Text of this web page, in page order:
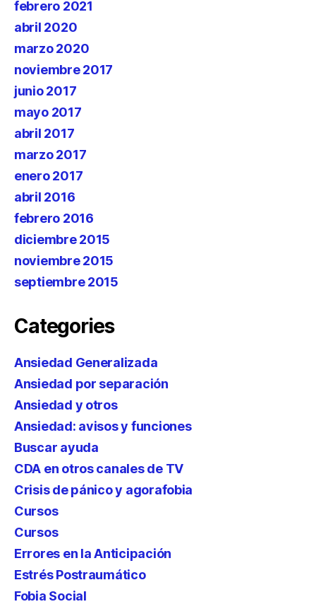
febrero 2021
abril 2020
marzo 2020
noviembre 2017
junio 2017
mayo 2017
abril 2017
marzo 2017
enero 2017
abril 2016
febrero 2016
diciembre 2015
noviembre 2015
septiembre 2015
Categories
Ansiedad Generalizada
Ansiedad por separación
Ansiedad y otros
Ansiedad: avisos y funciones
Buscar ayuda
CDA en otros canales de TV
Crisis de pánico y agorafobia
Cursos
Cursos
Errores en la Anticipación
Estrés Postraumático
Fobia Social